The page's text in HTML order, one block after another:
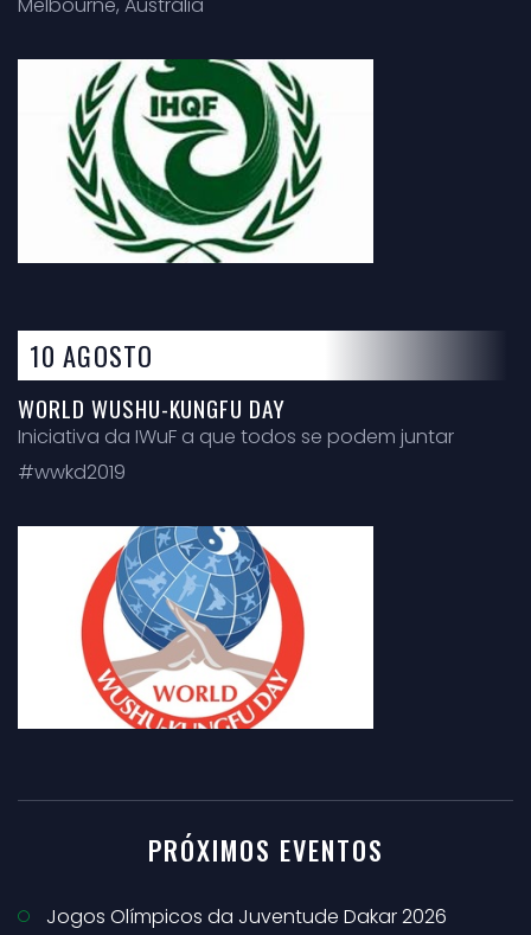
Melbourne, Austrália
10 AGOSTO
WORLD WUSHU-KUNGFU DAY
Iniciativa da IWuF a que todos se podem juntar
#wwkd2019
PRÓXIMOS EVENTOS
Jogos Olímpicos da Juventude Dakar 2026